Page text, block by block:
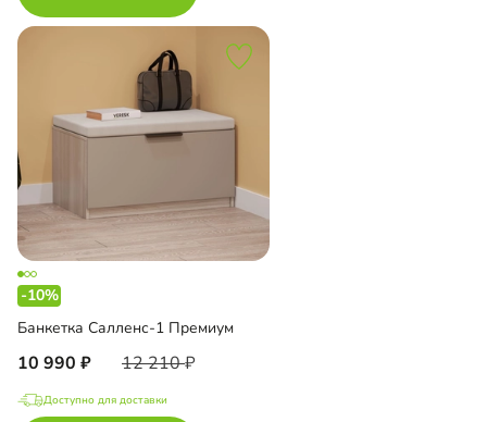
-10%
Банкетка Салленс-1 Премиум
10 990 12 210
Доступно для доставки